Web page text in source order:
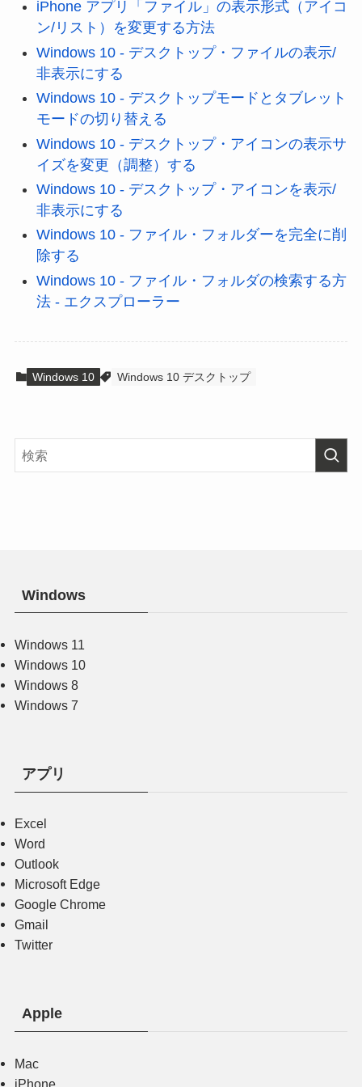
iPhone アプリ「ファイル」の表示形式（アイコ
ン/リスト）を変更する方法
Windows 10 - デスクトップ・ファイルの表示/
非表示にする
Windows 10 - デスクトップモードとタブレット
モードの切り替える
Windows 10 - デスクトップ・アイコンの表示サ
イズを変更（調整）する
Windows 10 - デスクトップ・アイコンを表示/
非表示にする
Windows 10 - ファイル・フォルダーを完全に削
除する
Windows 10 - ファイル・フォルダの検索する方
法 - エクスプローラー
Windows 10 Windows 10 デスクトップ
Windows
Windows 11
Windows 10
Windows 8
Windows 7
アプリ
Excel
Word
Outlook
Microsoft Edge
Google Chrome
Gmail
Twitter
Apple
Mac
iPhone